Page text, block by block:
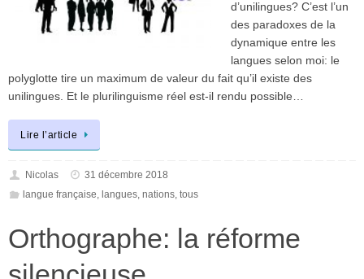
d’unilingues? C’est l’un
des paradoxes de la
dynamique entre les
langues selon moi: le
polyglotte tire un maximum de valeur du fait qu’il existe des
unilingues. Et le plurilinguisme réel est-il rendu possible…
Lire l’article
Nicolas
31 décembre 2018
langue française, langues, nations, tous
Orthographe: la réforme